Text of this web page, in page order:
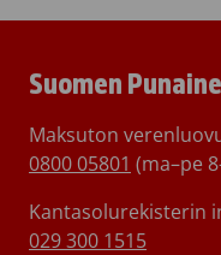
Suomen
Maksuton
0800 05801 (ma–pe
Kantasolurekisterin
029 300 1515